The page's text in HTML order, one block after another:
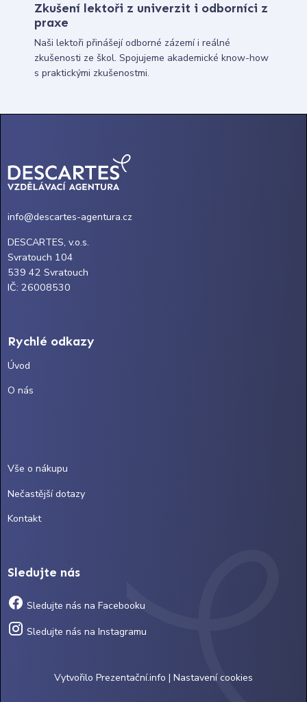
Zkušení lektoři z univerzit i odborníci z
praxe
Naši lektoři přinášejí odborné zázemí i reálné
zkušenosti ze škol. Spojujeme akademické know-how
s praktickými zkušenostmi.
info@descartes-agentura.cz
DESCARTES, v.o.s.
Svratouch 104
539 42 Svratouch
IČ: 26008530
Rychlé odkazy
Úvod
O nás
Vše o nákupu
Nečastější dotazy
Kontakt
Sledujte nás
Sledujte nás na Facebooku
Sledujte nás na Instagramu
Vytvořilo Prezentační.info | Nastavení cookies